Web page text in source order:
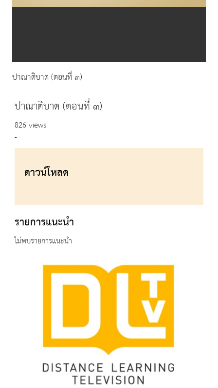
ปาณาติบาต (ตอนที่ ๓)
ปาณาติบาต (ตอนที่ ๓)
826 views
-
ดาวน์โหลด
รายการแนะนำ
ไม่พบรายการแนะนำ